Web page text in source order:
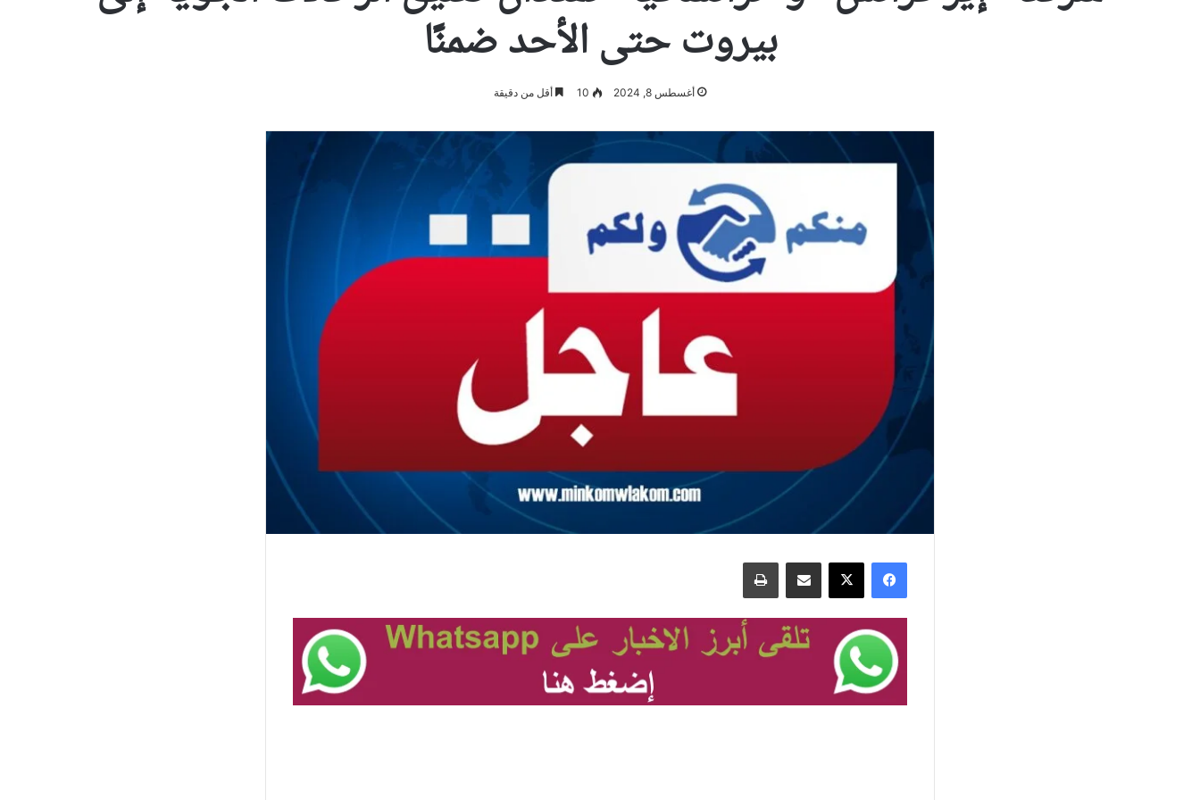
بيروت حتى الأحد ضمنًا
أغسطس 8, 2024 10 أقل من دقيقة
فيسبوك ‫X مشاركة عبر البريد طباعة